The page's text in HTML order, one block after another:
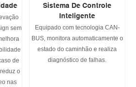
sem
de
o
nas
Sistema De Controle
Inteligente
Equipado com tecnologia CAN-
BUS, monitora automaticamente o
estado do caminhão e realiza
diagnóstico de falhas.